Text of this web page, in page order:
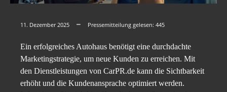
11. Dezember 2025 Pressemitteilung gelesen: 445
Ein erfolgreiches Autohaus benötigt eine durchdachte
Marketingstrategie, um neue Kunden zu erreichen. Mit
den Dienstleistungen von CarPR.de kann die Sichtbarkeit
erhöht und die Kundenansprache optimiert werden.